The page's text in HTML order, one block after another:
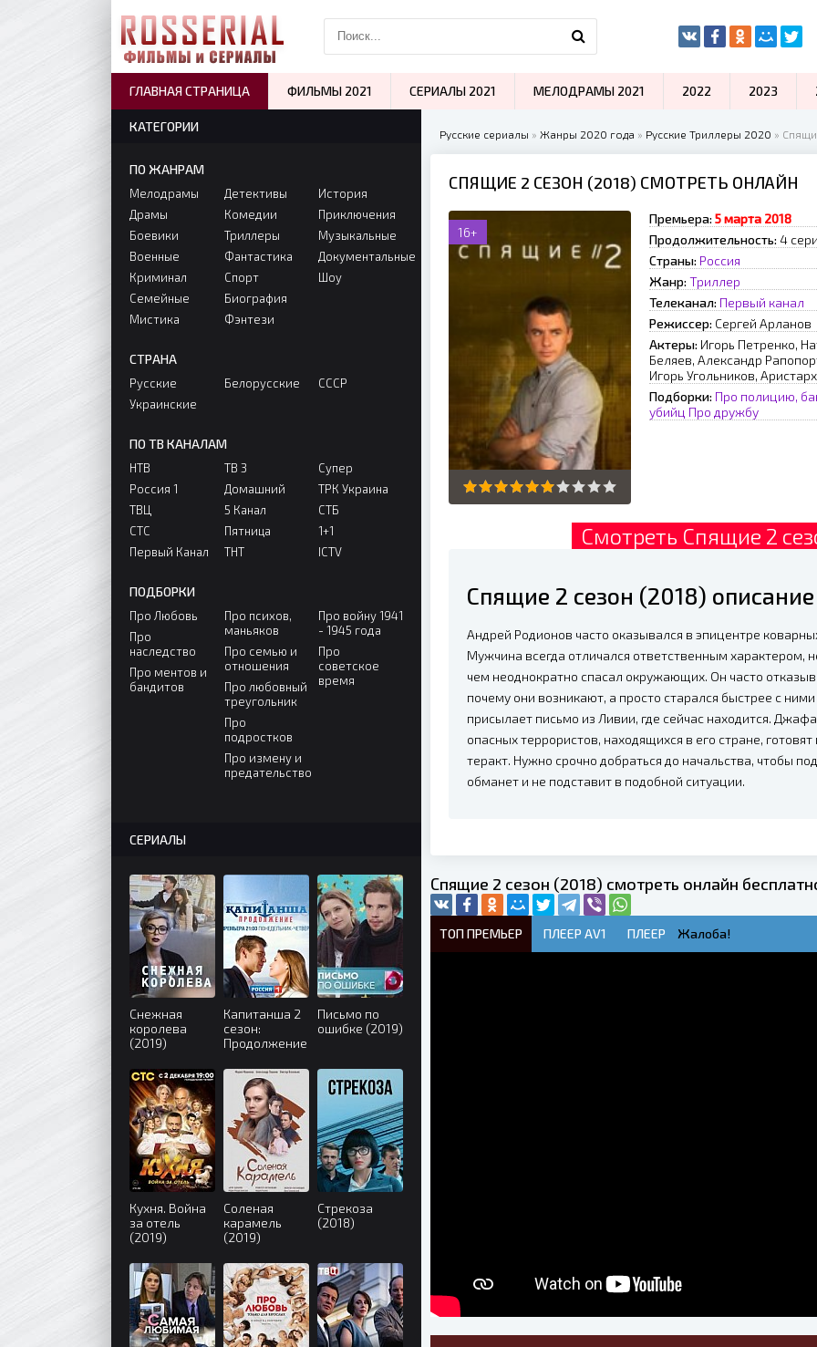
Русские сериалы » Жанры 2020 года » Русские Триллеры 2020 »
СПЯЩИЕ 2 СЕЗОН (2018) СМОТРЕТЬ ОНЛАЙН
16+
Премьера: 5 марта 2018
Продолжительность: 4
Страны: Россия
Жанр: Триллер
Телеканал: Первый канал
Режиссер: Сергей Арланов
Актеры: Игорь Петренко,
Беляев, Александр
Игорь Угольников,
Подборки: Про полицию,
убийц Про дружбу
Смотреть Спящие 2
Спящие 2 сезон (2018)
Андрей Родионов часто оказывался в эпицентре
Мужчина всегда отличался ответственным характером,
чем неоднократно спасал окружающих. Он часто
почему они возникают, а просто старался быстрее с
присылает письмо из Ливии, где сейчас находится.
опасных террористов, находящихся в его стране,
теракт. Нужно срочно добраться до начальства, чтобы
обманет и не подставит в подобной ситуации.
Спящие 2 сезон (2018) смотреть онлайн
ТОП ПРЕМЬЕР ПЛЕЕР AV1 ПЛЕЕР Жалоба!
КАТЕГОРИИ
ПО ЖАНРАМ
Мелодрамы
Драмы
Боевики
Военные
Криминал
Семейные
Мистика
Детективы
Комедии
Триллеры
Фантастика
Спорт
Биография
Фэнтези
История
Приключения
Музыкальные
Документальные
Шоу
СТРАНА
Русские
Украинские
Белорусские СССР
ПО ТВ КАНАЛАМ
НТВ
Россия 1
ТВЦ
СТС
Первый Канал
ТВ 3
Домашний
5 Канал
Пятница
ТНТ
Супер
ТРК Украина
СТБ
1+1
ICTV
ПОДБОРКИ
Про Любовь
Про
наследство
Про ментов и
бандитов
Про психов,
маньяков
Про семью и
отношения
Про любовный
треугольник
Про
подростков
Про измену и
предательство
Про войну 1941
- 1945 года
Про
советское
время
СЕРИАЛЫ
Снежная
королева
(2019)
Капитанша 2
сезон:
Продолжение
Письмо по
ошибке (2019)
Кухня. Война
за отель
(2019)
Соленая
карамель
(2019)
Стрекоза
(2018)
ГЛАВНАЯ СТРАНИЦА ФИЛЬМЫ 2021 СЕРИАЛЫ 2021 МЕЛОДРАМЫ 2021 2022 2023